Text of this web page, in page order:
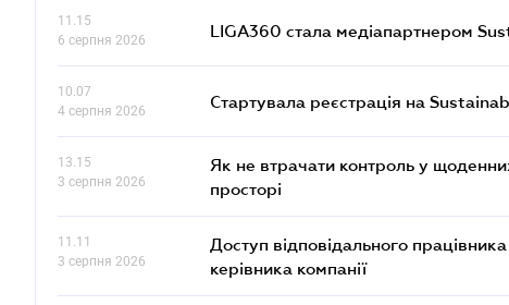
11.15
6 серпня 2026
LIGA360 стала медіапартнером
10.07
4 серпня 2026
Стартувала реєстрація на
13.15
3 серпня 2026
Як не втрачати контроль у
просторі
11.11
3 серпня 2026
Доступ відповідального
керівника компанії